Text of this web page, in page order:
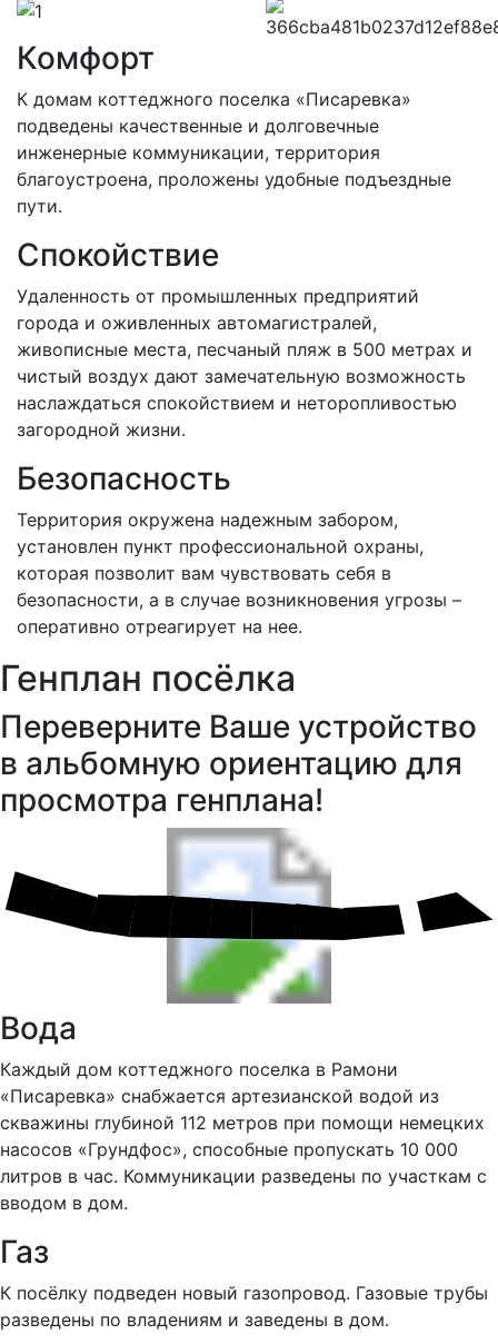
Комфорт
К домам коттеджного поселка «Писаревка»
подведены качественные и долговечные
инженерные коммуникации, территория
благоустроена, проложены удобные подъездные
пути.
Спокойствие
Удаленность от промышленных предприятий
города и оживленных автомагистралей,
живописные места, песчаный пляж в 500 метрах и
чистый воздух дают замечательную возможность
наслаждаться спокойствием и неторопливостью
загородной жизни.
Безопасность
Территория окружена надежным забором,
установлен пункт профессиональной охраны,
которая позволит вам чувствовать себя в
безопасности, а в случае возникновения угрозы –
оперативно отреагирует на нее.
Генплан посёлка
Переверните Ваше устройство
в альбомную ориентацию для
просмотра генплана!
Вода
Каждый дом коттеджного поселка в Рамони
«Писаревка» снабжается артезианской водой из
скважины глубиной 112 метров при помощи немецких
насосов «Грундфос», способные пропускать 10 000
литров в час. Коммуникации разведены по участкам с
вводом в дом.
Газ
К посёлку подведен новый газопровод. Газовые трубы
разведены по владениям и заведены в дом.